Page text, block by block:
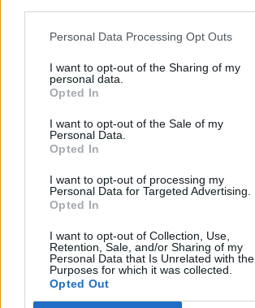
Personal Data Processing Opt Outs
I want to opt-out of the Sharing of my
personal data.
Opted In
I want to opt-out of the Sale of my
Personal Data.
Opted In
I want to opt-out of processing my
Personal Data for Targeted Advertising.
Opted In
I want to opt-out of Collection, Use,
Retention, Sale, and/or Sharing of my
Personal Data that Is Unrelated with the
Purposes for which it was collected.
Opted Out